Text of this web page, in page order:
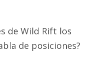
de Wild Rift los
de posiciones?